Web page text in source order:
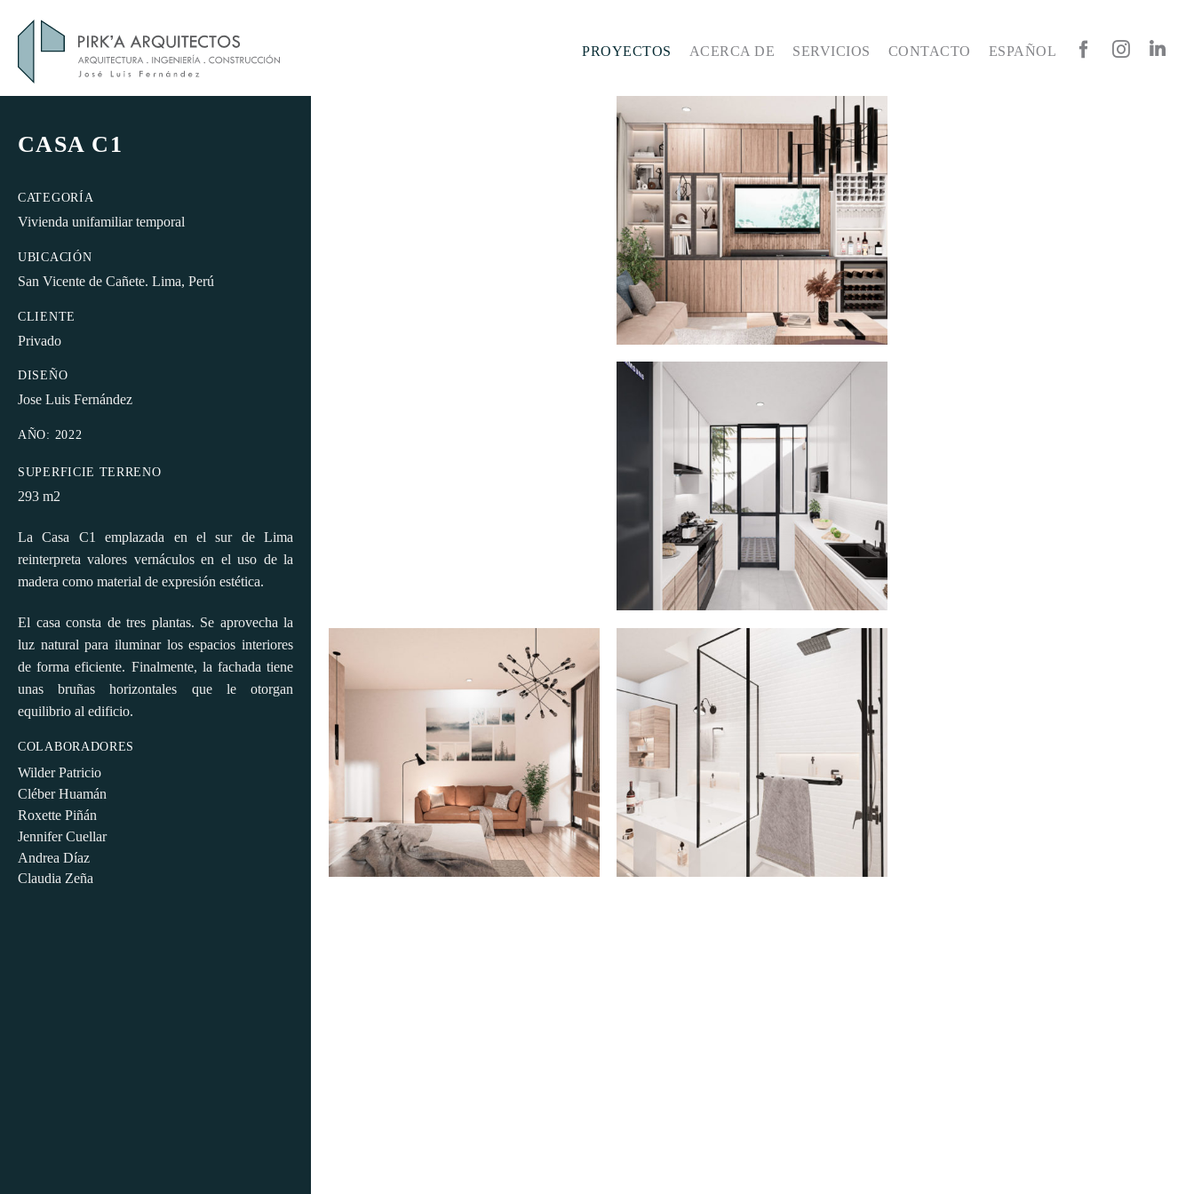
PROYECTOS ACERCA DE SERVICIOS CONTACTO ESPAÑOL
CASA C1
CATEGORÍA
Vivienda unifamiliar temporal
UBICACIÓN
San Vicente de Cañete. Lima, Perú
CLIENTE
Privado
DISEÑO
Jose Luis Fernández
AÑO: 2022
SUPERFICIE TERRENO
293 m2
La Casa C1 emplazada en el sur de Lima
reinterpreta valores vernáculos en el uso de la
madera como material de expresión estética.
El casa consta de tres plantas. Se aprovecha la
luz natural para iluminar los espacios interiores
de forma eficiente. Finalmente, la fachada tiene
unas bruñas horizontales que le otorgan
equilibrio al edificio.
COLABORADORES
Wilder Patricio
Cléber Huamán
Roxette Piñán
Jennifer Cuellar
Andrea Díaz
Claudia Zeña